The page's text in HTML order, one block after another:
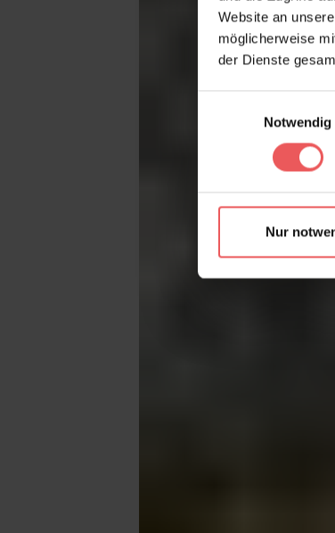
Website an
möglicherweise
der Dienste
Notwendig
Nur